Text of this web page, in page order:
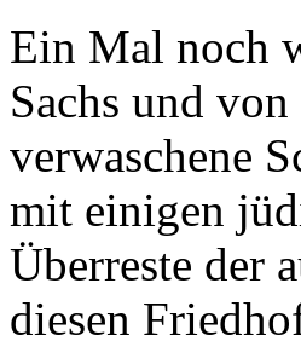
Ein Mal noch
Sachs und
verwaschene
mit einigen
Überreste der
diesen